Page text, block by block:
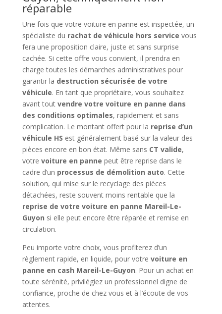
réparable
Une fois que votre voiture en panne est inspectée, un
spécialiste du rachat de véhicule hors service vous
fera une proposition claire, juste et sans surprise
cachée. Si cette offre vous convient, il prendra en
charge toutes les démarches administratives pour
garantir la destruction sécurisée de votre
véhicule. En tant que propriétaire, vous souhaitez
avant tout vendre votre voiture en panne dans
des conditions optimales, rapidement et sans
complication. Le montant offert pour la reprise d’un
véhicule HS est généralement basé sur la valeur des
pièces encore en bon état. Même sans CT valide,
votre voiture en panne peut être reprise dans le
cadre d’un processus de démolition auto. Cette
solution, qui mise sur le recyclage des pièces
détachées, reste souvent moins rentable que la
reprise de votre voiture en panne Mareil-Le-
Guyon si elle peut encore être réparée et remise en
circulation.
Peu importe votre choix, vous profiterez d’un
règlement rapide, en liquide, pour votre voiture en
panne en cash Mareil-Le-Guyon. Pour un achat en
toute sérénité, privilégiez un professionnel digne de
confiance, proche de chez vous et à l’écoute de vos
attentes.